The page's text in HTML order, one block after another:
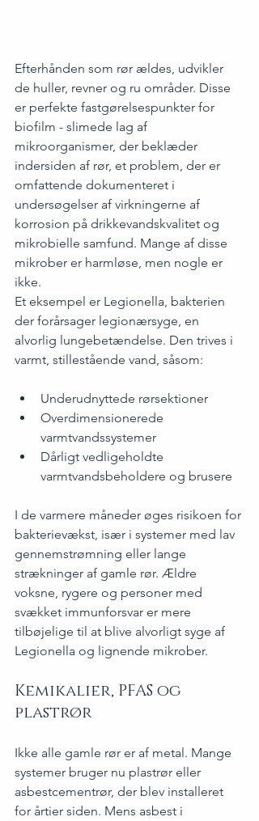
Efterhånden som rør ældes, udvikler
de huller, revner og ru områder. Disse
er perfekte fastgørelsespunkter for
biofilm - slimede lag af
mikroorganismer, der beklæder
indersiden af rør, et problem, der er
omfattende dokumenteret i
undersøgelser af virkningerne af
korrosion på drikkevandskvalitet og
mikrobielle samfund. Mange af disse
mikrober er harmløse, men nogle er
ikke.
Et eksempel er Legionella, bakterien
der forårsager legionærsyge, en
alvorlig lungebetændelse. Den trives i
varmt, stillestående vand, såsom:
Underudnyttede rørsektioner
Overdimensionerede
varmtvandssystemer
Dårligt vedligeholdte
varmtvandsbeholdere og brusere
I de varmere måneder øges risikoen for
bakterievækst, især i systemer med lav
gennemstrømning eller lange
strækninger af gamle rør. Ældre
voksne, rygere og personer med
svækket immunforsvar er mere
tilbøjelige til at blive alvorligt syge af
Legionella og lignende mikrober.
Kemikalier, PFAS og
plastrør
Ikke alle gamle rør er af metal. Mange
systemer bruger nu plastrør eller
asbestcementrør, der blev installeret
for årtier siden. Mens asbest i